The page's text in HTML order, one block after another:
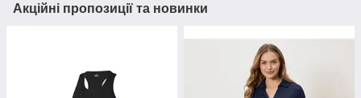
Акційні пропозиції та новинки